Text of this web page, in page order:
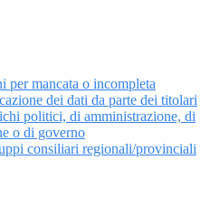
per mancata o incompleta
dei dati da parte dei titolari
politici, di amministrazione, di
o di governo
consiliari regionali/provinciali